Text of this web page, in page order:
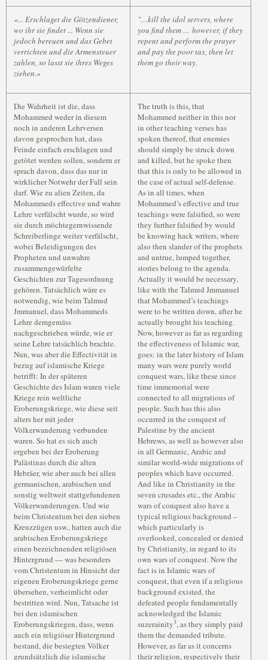
«... Erschlaget die Götzendiener,
wo ihr sie findet ... Wenn sie
jedoch bereuen und das Gebet
verrichten und die Armensteuer
zahlen, so lasst sie ihres Weges
ziehen.»
"…kill the idol servers, where
you find them … however, if they
repent and perform the prayer
and pay the poor tax, then let
them go their way.
Die Wahrheit ist die, dass
Mohammed weder in diesem
noch in anderen Lehrversen
davon gesprochen hat, dass
Feinde einfach erschlagen und
getötet werden sollen, sondern er
sprach davon, dass das nur in
wirklicher Notwehr der Fall sein
darf. Wie zu alien Zeiten, da
Mohammeds effective und wahre
Lehre verfälscht wurde, so wird
sie durch möchtegernwissende
Schreiberlinge weiter verfälscht,
wobei Beleidigungen des
Propheten und unwahre
zusammengewürfelte
Geschichten zur Tagesordnung
gehören. Tatsächlich wäre es
notwendig, wie beim Talmud
Jmmanuel, dass Mohammeds
Lehre demgemäss
nachgeschrieben würde, wie er
seine Lehre tatsächlich brachte.
Nun, was aber die Effectivität in
bezug auf islamische Kriege
betrifft: In der späteren
Geschichte des Islam waren viele
Kriege rein weltliche
Eroberungskriege, wie diese seit
alters her mit jeder
Völkerwanderung verbunden
waren. So hat es sich auch
ergeben bei der Eroberung
Palästinas durch die alten
Hebräer, wie aber auch bei allen
germanischen, arabischen und
sonstig weltweit stattgefundenen
Völkerwanderungen. Und wie
beim Christentum bei den sieben
Kreuzzügen usw., hatten auch die
arabischen Eroberungskriege
einen bezeichnenden religiösen
Hintergrund — was besonders
vom Christentum in Hinsicht der
eigenen Eroberungskriege gerne
übersehen, verheimlicht oder
bestritten wird. Nun, Tatsache ist
bei den islamischen
Eroberungskriegen, dass, wenn
auch ein religiöser Hintergrund
bestand, die besiegten Völker
grundsätzlich die islamische
The truth is this, that
Mohammed neither in this nor
in other teaching verses has
spoken thereof, that enemies
should simply be struck down
and killed, but he spoke then
that this is only to be allowed in
the case of actual self-defense.
As in all times, when
Mohammed’s effective and true
teachings were falsified, so were
they further falsified by would
be knowing hack writers, where
also then slander of the prophets
and untrue, lumped together,
stories belong to the agenda.
Actually it would be necessary,
like with the Talmud Jmmanuel
that Mohammed’s teachings
were to be written down, after he
actually brought his teaching.
Now, however as far as regarding
the effectiveness of Islamic war,
goes: in the later history of Islam
many wars were purely world
conquest wars, like these since
time immemorial were
connected to all migrations of
people. Such has this also
occurred in the conquest of
Palestine by the ancient
Hebrews, as well as however also
in all Germanic, Arabic and
similar world-wide migrations of
peoples which have occurred.
And like in Christianity in the
seven crusades etc., the Arabic
wars of conquest also have a
typical religious background –
which particularly is
overlooked, concealed or denied
by Christianity, in regard to its
own wars of conquest. Now the
fact is in Islamic wars of
conquest, that even if a religious
background existed, the
defeated people fundamentally
acknowledged the Islamic
suzerainity3, as they simply paid
them the demanded tribute.
However, as far as it concerns
their religion, respectively their